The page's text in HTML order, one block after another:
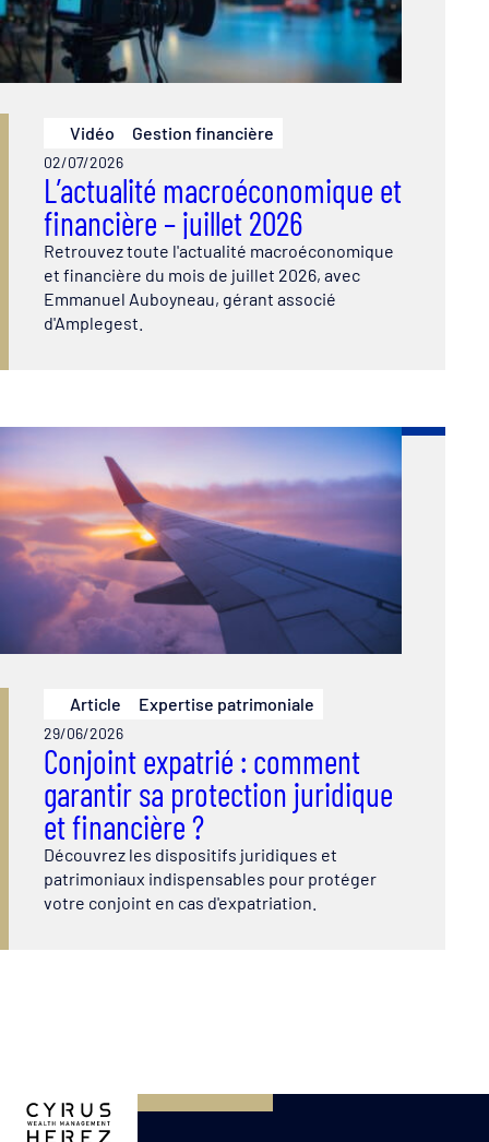
Vidéo Gestion financière
02/07/2026
L’actualité macroéconomique et
financière – juillet 2026
Retrouvez toute l'actualité macroéconomique
et financière du mois de juillet 2026, avec
Emmanuel Auboyneau, gérant associé
d'Amplegest.
Article Expertise patrimoniale
29/06/2026
Conjoint expatrié : comment
garantir sa protection juridique
et financière ?
Découvrez les dispositifs juridiques et
patrimoniaux indispensables pour protéger
votre conjoint en cas d'expatriation.